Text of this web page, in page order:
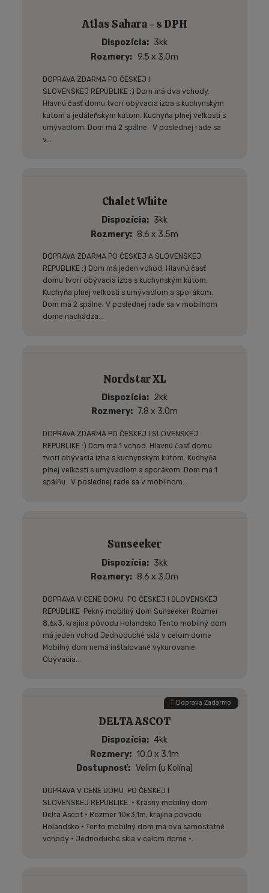
Atlas Sahara - s DPH
Dispozícia
3kk
Rozmery
9.5 x 3.0m
DOPRAVA ZDARMA PO ČESKEJ I
SLOVENSKEJ REPUBLIKE :) Dom má dva vchody.
Hlavnú časť domu tvorí obývacia izba s kuchynským
kútom a jedáleňským kútom. Kuchyňa plnej veľkosti s
umývadlom. Dom má 2 spálne. V poslednej rade sa
v...
Chalet White
Dispozícia
3kk
Rozmery
8.6 x 3.5m
DOPRAVA ZDARMA PO ČESKEJ A SLOVENSKEJ
REPUBLIKE :) Dom má jeden vchod. Hlavnú časť
domu tvorí obývacia izba s kuchynským kútom.
Kuchyňa plnej veľkosti s umývadlom a sporákom.
Dom má 2 spálne. V poslednej rade sa v mobilnom
dome nachádza...
Nordstar XL
Dispozícia
2kk
Rozmery
7.8 x 3.0m
DOPRAVA ZDARMA PO ČESKEJ I SLOVENSKEJ
REPUBLIKE :) Dom má 1 vchod. Hlavnú časť domu
tvorí obývacia izba s kuchynským kútom. Kuchyňa
plnej veľkosti s umývadlom a sporákom. Dom má 1
spálňu. V poslednej rade sa v mobilnom...
Sunseeker
Dispozícia
3kk
Rozmery
8.6 x 3.0m
DOPRAVA V CENE DOMU PO ČESKEJ I SLOVENSKEJ
REPUBLIKE Pekný mobilný dom Sunseeker Rozmer
8,6x3, krajina pôvodu Holandsko Tento mobilný dom
má jeden vchod Jednoduché sklá v celom dome
Mobilný dom nemá inštalované vykurovanie
Obývacia...
Doprava Zadarmo
DELTA ASCOT
Dispozícia
4kk
Rozmery
10.0 x 3.1m
Dostupnosť
Velim (u Kolína)
DOPRAVA V CENE DOMU PO ČESKEJ I
SLOVENSKEJ REPUBLIKE • Krásny mobilný dom
Delta Ascot • Rozmer 10x3,1m, krajina pôvodu
Holandsko • Tento mobilný dom má dva samostatné
vchody • Jednoduché sklá v celom dome •...